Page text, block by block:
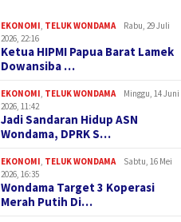
EKONOMI TELUK WONDAMA
Rabu, 29 Juli
2026, 22:16
Ketua HIPMI Papua Barat Lamek
Dowansiba …
EKONOMI TELUK WONDAMA
Minggu, 14 Juni
2026, 11:42
Jadi Sandaran Hidup ASN
Wondama, DPRK S…
EKONOMI TELUK WONDAMA
Sabtu, 16 Mei
2026, 16:35
Wondama Target 3 Koperasi
Merah Putih Di…